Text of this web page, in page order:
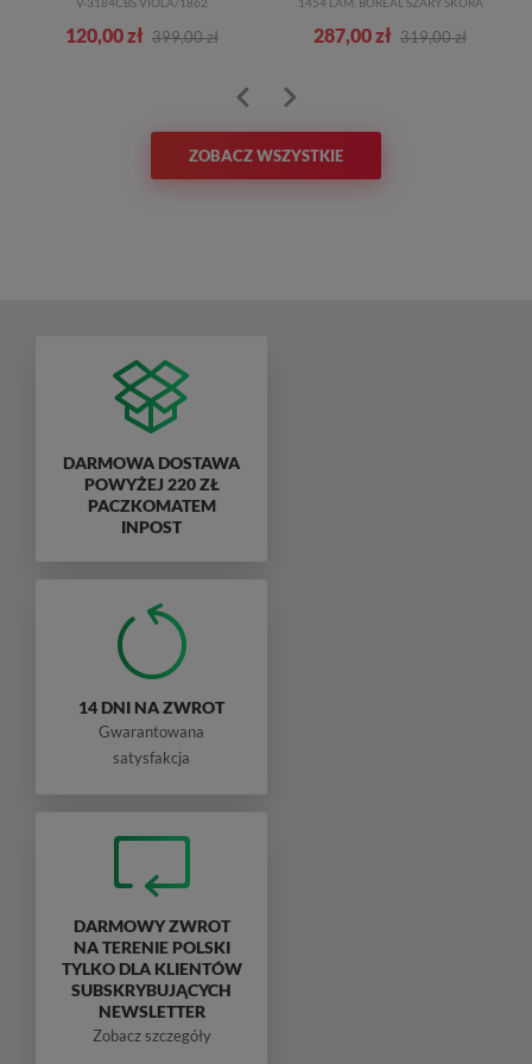
120,00 zł 399,00 zł 287,00 zł 319,00 zł
ZOBACZ WSZYSTKIE
DARMOWA DOSTAWA
POWYŻEJ 220 ZŁ
PACZKOMATEM
INPOST
14 DNI NA ZWROT
Gwarantowana
satysfakcja
DARMOWY ZWROT
NA TERENIE POLSKI
TYLKO DLA KLIENTÓW
SUBSKRYBUJĄCYCH
NEWSLETTER
Zobacz szczegóły